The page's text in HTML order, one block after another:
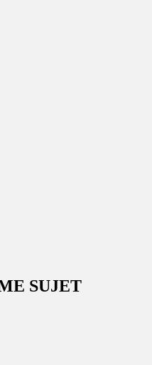
SUJET